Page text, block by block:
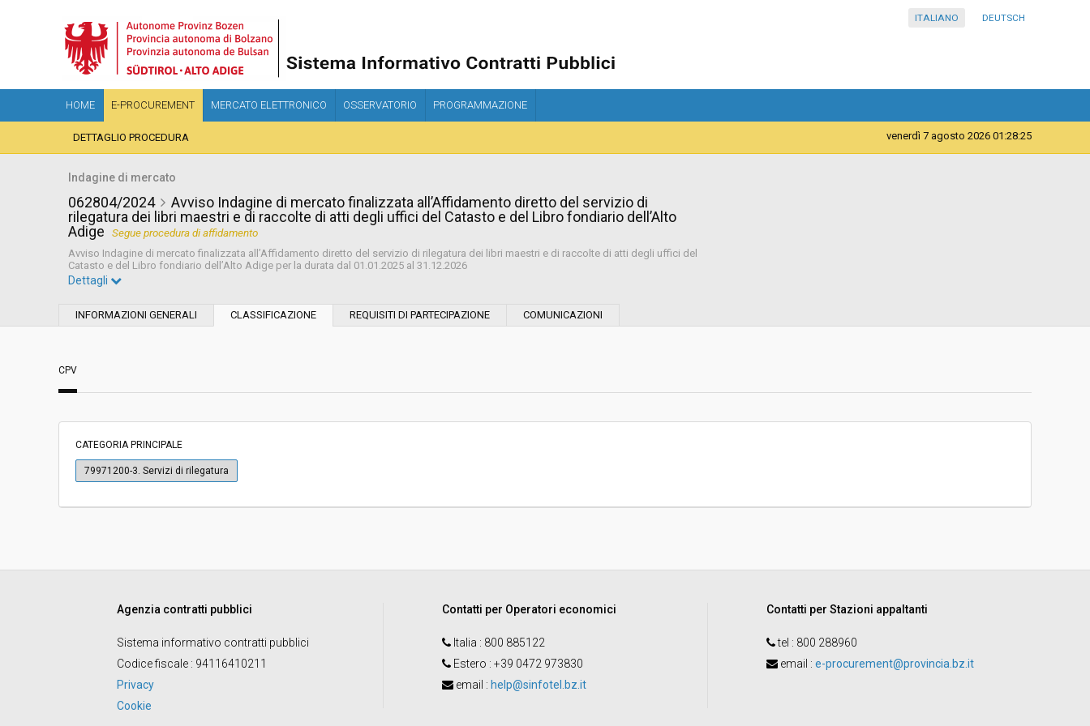
ITALIANO DEUTSCH
HOME E-PROCUREMENT MERCATO ELETTRONICO OSSERVATORIO PROGRAMMAZIONE
DETTAGLIO PROCEDURA venerdì 7 agosto 2026 01:28:25
Indagine di mercato
062804/2024
Avviso Indagine di mercato finalizzata all’Affidamento diretto del servizio di
rilegatura dei libri maestri e di raccolte di atti degli uffici del Catasto e del Libro fondiario dell’Alto
Adige
Segue procedura di affidamento
Avviso Indagine di mercato finalizzata all’Affidamento diretto del servizio di rilegatura dei libri maestri e di raccolte di atti degli uffici del
Catasto e del Libro fondiario dell’Alto Adige per la durata dal 01.01.2025 al 31.12.2026
invito":
Importo a base di gara soggetto a
- Pubblicata da: -
Costi di sicurezza non soggetti a
ribasso:
Link al fascicolo trasparenza: Clicca qui
Dettagli
INFORMAZIONI GENERALI CLASSIFICAZIONE REQUISITI DI PARTECIPAZIONE COMUNICAZIONI
CPV
CATEGORIA PRINCIPALE
79971200-3. Servizi di rilegatura
Agenzia contratti pubblici
Sistema informativo contratti pubblici
Codice fiscale : 94116410211
Privacy
Cookie
Contatti per Operatori economici
Italia : 800 885122
Estero : +39 0472 973830
email : help@sinfotel.bz.it
Contatti per Stazioni appaltanti
tel : 800 288960
email : e-procurement@provincia.bz.it